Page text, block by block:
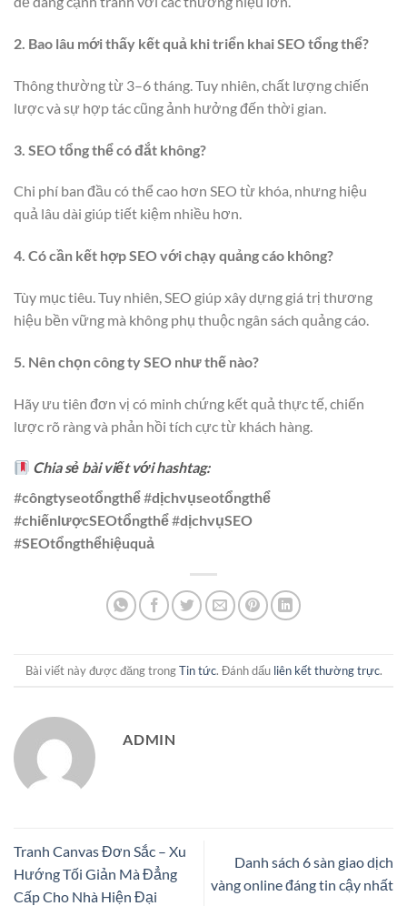
2. Bao lâu mới thấy kết quả khi triển khai SEO tổng thể?
Thông thường từ 3–6 tháng. Tuy nhiên, chất lượng chiến
lược và sự hợp tác cũng ảnh hưởng đến thời gian.
3. SEO tổng thể có đắt không?
Chi phí ban đầu có thể cao hơn SEO từ khóa, nhưng hiệu
quả lâu dài giúp tiết kiệm nhiều hơn.
4. Có cần kết hợp SEO với chạy quảng cáo không?
Tùy mục tiêu. Tuy nhiên, SEO giúp xây dựng giá trị thương
hiệu bền vững mà không phụ thuộc ngân sách quảng cáo.
5. Nên chọn công ty SEO như thế nào?
Hãy ưu tiên đơn vị có minh chứng kết quả thực tế, chiến
lược rõ ràng và phản hồi tích cực từ khách hàng.
Chia sẻ bài viết với hashtag:
#côngtyseotổngthể#dịchvụseotổngthể
#chiếnlượcSEOtổngthể#dịchvụSEO
#SEOtổngthểhiệuquả
Bài viết này được đăng trongTin tức. Đánh dấu liên kết thường trực.
ADMIN
Tranh Canvas Đơn Sắc – Xu
Hướng Tối Giản Mà Đẳng
Cấp Cho Nhà Hiện Đại
Danh sách 6 sàn giao dịch
vàng online đáng tin cậy nhất